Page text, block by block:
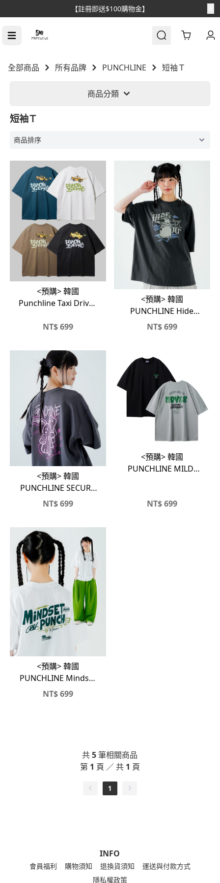
【註冊即送$100購物金】
Cart
全部商品 所有品牌 PUNCHLINE 短袖Ｔ
商品分類
短袖Ｔ
<預購> 韓國
Punchline Taxi Driver
NT$699
<預購> 韓國
PUNCHLINE Hide
Bunny🐰高磅純棉短T
NT$699
<預購> 韓國
PUNCHLINE SECURE
1/2 SLEEVE 霓虹兔兔
NT$699
<預購> 韓國
PUNCHLINE MILD-
NT$699
<預購> 韓國
PUNCHLINE Mindset
高磅純棉短T
NT$699
共5筆相關商品
第 1 頁 ／ 共 1 頁
1
INFO
會員福利 購物須知 退換貨須知
運送與付款方式
隱私權政策